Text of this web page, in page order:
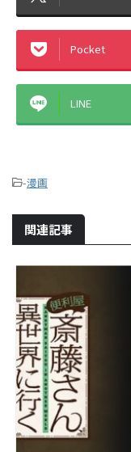
Pocket
LINE
-漫画
関連記事